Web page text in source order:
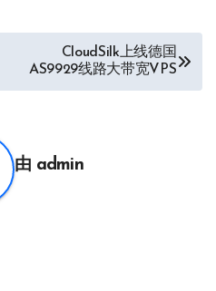
CloudSilk上线德国
AS9929线路大带宽VPS
由 admin